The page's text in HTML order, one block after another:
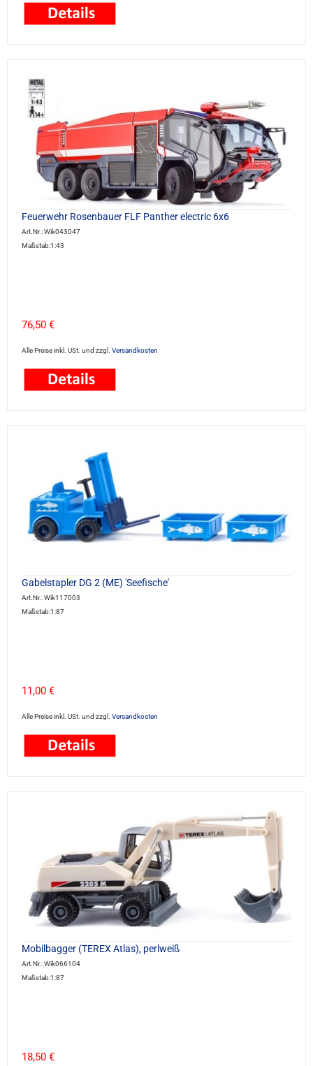
Feuerwehr Rosenbauer FLF Panther electric 6x6
Art.Nr.: Wik043047
Maßstab:1:43
76,50 €
Alle Preise inkl. USt. und zzgl. Versandkosten
Gabelstapler DG 2 (ME) 'Seefische'
Art.Nr.: Wik117003
Maßstab:1:87
11,00 €
Alle Preise inkl. USt. und zzgl. Versandkosten
Mobilbagger (TEREX Atlas), perlweiß
Art.Nr.: Wik066104
Maßstab:1:87
18,50 €